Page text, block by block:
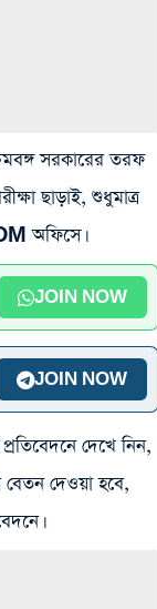
সরকারের তরফ
ছাড়াই, শুধুমাত্র
অফিসে।
JOIN NOW
JOIN NOW
দেখে নিন,
দেওয়া হবে,